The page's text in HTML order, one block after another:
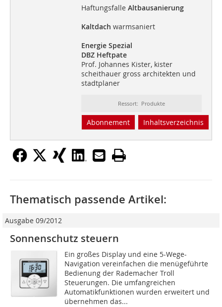
Haftungsfalle Altbausanierung
Kaltdach warmsaniert
Energie Spezial
DBZ Heftpate
Prof. Johannes Kister, kister
scheithauer gross architekten und
stadtplaner
Ressort: Produkte
Abonnement Inhaltsverzeichnis
Thematisch passende Artikel:
Ausgabe 09/2012
Sonnenschutz steuern
Ein großes Display und eine 5-Wege-
Navigation vereinfachen die menügeführte
Bedienung der Rademacher Troll
Steuerungen. Die umfangreichen
Automatikfunktionen wurden erweitert und
übernehmen das...